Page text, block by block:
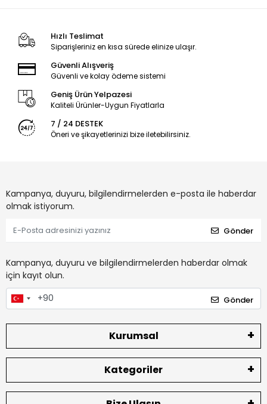
Hızlı Teslimat
Siparişleriniz en kısa sürede elinize ulaşır.
Güvenli Alışveriş
Güvenli ve kolay ödeme sistemi
Geniş Ürün Yelpazesi
Kaliteli Ürünler-Uygun Fiyatlarla
7 / 24 DESTEK
Öneri ve şikayetlerinizi bize iletebilirsiniz.
Kampanya, duyuru, bilgilendirmelerden e-posta ile haberdar
olmak istiyorum.
Gönder
Kampanya, duyuru ve bilgilendirmelerden haberdar olmak
için kayıt olun.
Gönder
Kurumsal
Kategoriler